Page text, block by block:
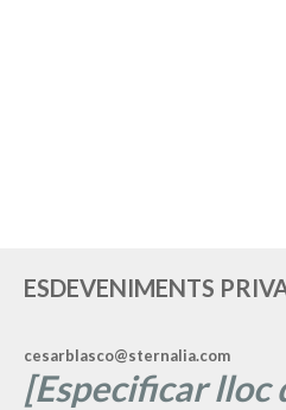
ESDEVENIMENTS
cesarblasco@sternalia.com
[Especificar lloc